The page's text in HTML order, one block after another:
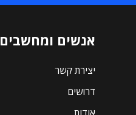
אנשים ומחשבים
יצירת קשר
דרושים